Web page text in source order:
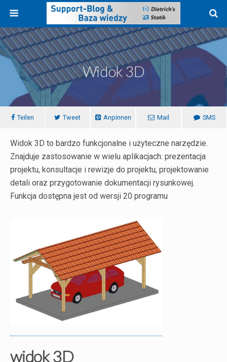
Widok 3D
Teilen Tweet Anpinnen Mail SMS
Widok 3D to bardzo funkcjonalne i użyteczne narzędzie.
Znajduje zastosowanie w wielu aplikacjach: prezentacja
projektu, konsultacje i rewizje do projektu, projektowanie
detali oraz przygotowanie dokumentacji rysunkowej.
Funkcja dostępna jest od wersji 20 programu
widok 3D